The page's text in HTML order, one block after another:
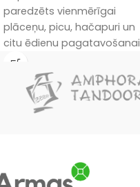
paredzēts vienmērīgai
plāceņu, picu, hačapuri un
citu ēdienu pagatavošanai
tandirā.